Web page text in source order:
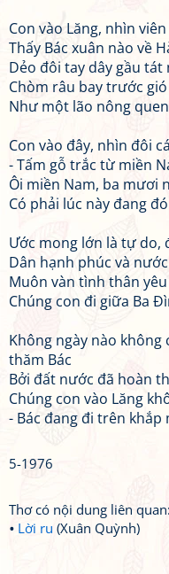
Con vào Lăng, nhìn
Thấy Bác xuân nào về
Dẻo đôi tay dây gầu tát
Chòm râu bay trước
Như một lão nông
Con vào đây, nhìn đôi
- Tấm gỗ trắc từ miền
Ôi miền Nam, ba mươi
Có phải lúc này đang
Ước mong lớn là tự do,
Dân hạnh phúc và
Muôn vàn tình thân
Chúng con đi giữa Ba
Không ngày nào không
thăm Bác
Bởi đất nước đã hoàn
Chúng con vào Lăng
- Bác đang đi trên khắp
5-1976
Thơ có nội dung liên quan:
Lời ru (Xuân Quỳnh)